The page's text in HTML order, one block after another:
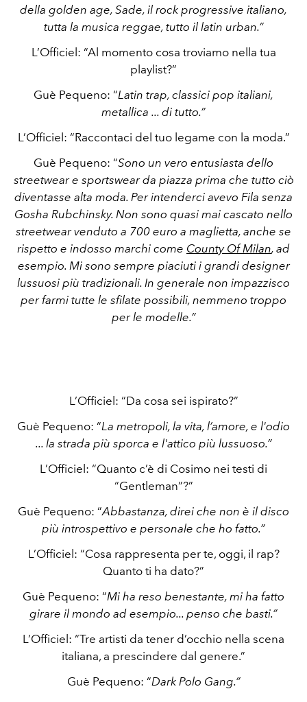
della golden age, Sade, il rock progressive italiano,
tutta la musica reggae, tutto il latin urban.”
L’Officiel: “Al momento cosa troviamo nella tua
playlist?”
Guè Pequeno: “Latin trap, classici pop italiani,
metallica ... di tutto.”
L’Officiel: “Raccontaci del tuo legame con la moda.”
Guè Pequeno: “Sono un vero entusiasta dello
streetwear e sportswear da piazza prima che tutto ciò
diventasse alta moda. Per intenderci avevo Fila senza
Gosha Rubchinsky. Non sono quasi mai cascato nello
streetwear venduto a 700 euro a maglietta, anche se
rispetto e indosso marchi come County Of Milan, ad
esempio. Mi sono sempre piaciuti i grandi designer
lussuosi più tradizionali. In generale non impazzisco
per farmi tutte le sfilate possibili, nemmeno troppo
per le modelle.”
L’Officiel: “Da cosa sei ispirato?”
Guè Pequeno: “La metropoli, la vita, l’amore, e l'odio
... la strada più sporca e l'attico più lussuoso.”
L’Officiel: “Quanto c’è di Cosimo nei testi di
“Gentleman”?”
Guè Pequeno: “Abbastanza, direi che non è il disco
più introspettivo e personale che ho fatto.”
L’Officiel: “Cosa rappresenta per te, oggi, il rap?
Quanto ti ha dato?”
Guè Pequeno: “Mi ha reso benestante, mi ha fatto
girare il mondo ad esempio... penso che basti.”
L’Officiel: “Tre artisti da tener d’occhio nella scena
italiana, a prescindere dal genere.”
Guè Pequeno: “Dark Polo Gang.”